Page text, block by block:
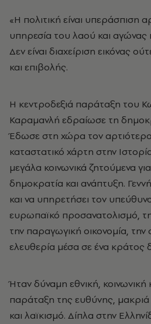
«Η πολιτική είναι υπεράσπιση
υπηρεσία του λαού και αγώνας
Δεν είναι διαχείριση εικόνας
και επιβολής.
Η κεντροδεξιά παράταξη του
Καραμανλή εδραίωσε τη
Έδωσε στη χώρα τον
καταστατικό χάρτη στην
μεγάλα κοινωνικά ζητούμενα
δημοκρατία και ανάπτυξη.
και να υπηρετήσει τον
ευρωπαϊκό προσανατολισμό,
την παραγωγική οικονομία, την
ελευθερία μέσα σε ένα κράτος
Ήταν δύναμη εθνική, κοινωνική
παράταξη της ευθύνης,
και λαϊκισμό. Δίπλα στην